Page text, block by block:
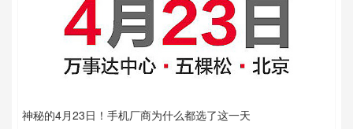
神秘的4月23日！手机厂商为什么都选了这一天